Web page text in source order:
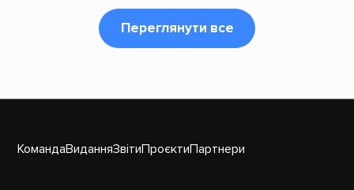
Переглянути все
КомандаВиданняЗвітиПроєктиПартнери